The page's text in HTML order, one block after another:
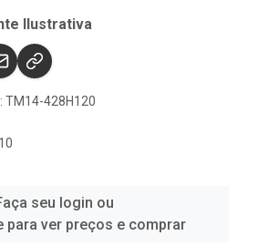
Ilustrativa
TM14-428H120
seu login ou
para ver preços e comprar